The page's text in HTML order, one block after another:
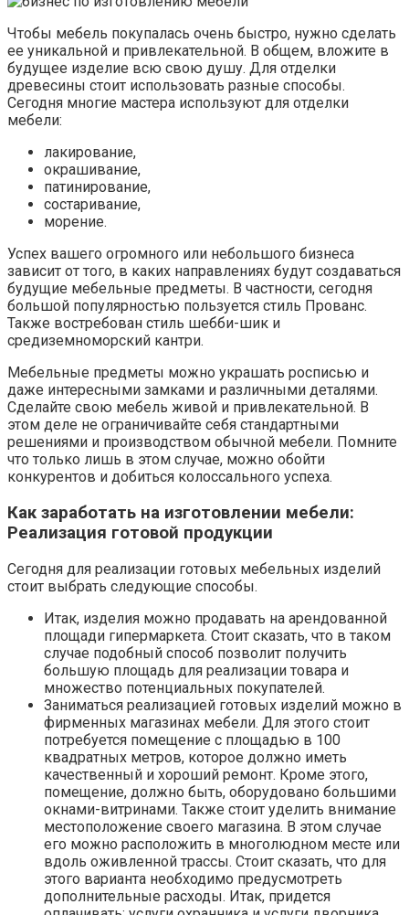
Чтобы мебель покупалась очень быстро, нужно сделать
ее уникальной и привлекательной. В общем, вложите в
будущее изделие всю свою душу. Для отделки
древесины стоит использовать разные способы.
Сегодня многие мастера используют для отделки
мебели:
лакирование,
окрашивание,
патинирование,
состаривание,
морение.
Успех вашего огромного или небольшого бизнеса
зависит от того, в каких направлениях будут создаваться
будущие мебельные предметы. В частности, сегодня
большой популярностью пользуется стиль Прованс.
Также востребован стиль шебби-шик и
средиземноморский кантри.
Мебельные предметы можно украшать росписью и
даже интересными замками и различными деталями.
Сделайте свою мебель живой и привлекательной. В
этом деле не ограничивайте себя стандартными
решениями и производством обычной мебели. Помните
что только лишь в этом случае, можно обойти
конкурентов и добиться колоссального успеха.
Как заработать на изготовлении мебели:
Реализация готовой продукции
Сегодня для реализации готовых мебельных изделий
стоит выбрать следующие способы.
Итак, изделия можно продавать на арендованной
площади гипермаркета. Стоит сказать, что в таком
случае подобный способ позволит получить
большую площадь для реализации товара и
множество потенциальных покупателей.
Заниматься реализацией готовых изделий можно в
фирменных магазинах мебели. Для этого стоит
потребуется помещение с площадью в 100
квадратных метров, которое должно иметь
качественный и хороший ремонт. Кроме этого,
помещение, должно быть, оборудовано большими
окнами-витринами. Также стоит уделить внимание
местоположение своего магазина. В этом случае
его можно расположить в многолюдном месте или
вдоль оживленной трассы. Стоит сказать, что для
этого варианта необходимо предусмотреть
дополнительные расходы. Итак, придется